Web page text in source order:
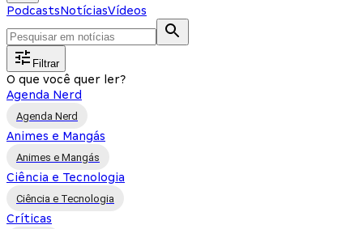
PodcastsNotíciasVídeos
Filtrar
O que você quer ler?
Agenda Nerd
Agenda Nerd
Animes e Mangás
Animes e Mangás
Ciência e Tecnologia
Ciência e Tecnologia
Críticas